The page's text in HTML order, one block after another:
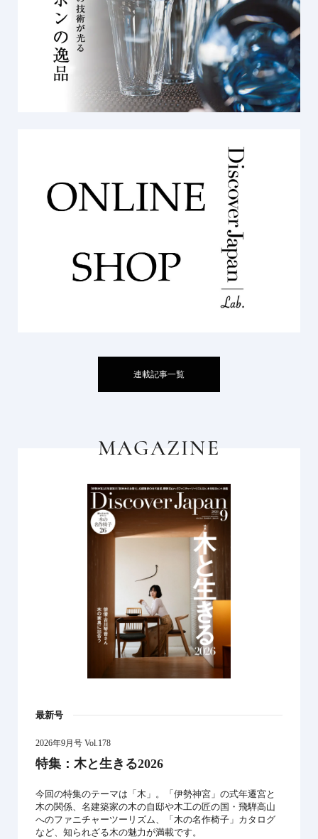
連載記事一覧
MAGAZINE
最新号
2026年9月号 Vol.178
特集：木と生きる2026
今回の特集のテーマは「木」。「伊勢神宮」の式年遷宮と
木の関係、名建築家の木の自邸や木工の匠の国・飛騨高山
へのファニチャーツーリズム、「木の名作椅子」カタログ
など、知られざる木の魅力が満載です。